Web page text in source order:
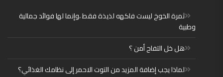
ثمرة الخوخ ليست فاكهه لذيذة فقط ،وإنما لها فوائد جمالية
وطبية
هل خل التفاح أمن ؟
لماذا يجب إضافة المزيد من التوت الاحمر إلى نظامك الغذائي؟